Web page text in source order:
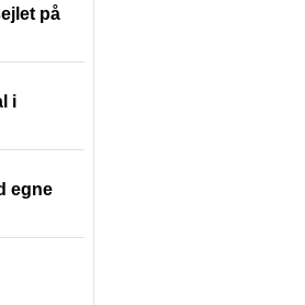
på
i
egne